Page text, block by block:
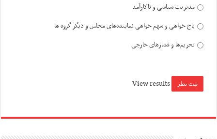
مدیریت سیاسی و ناکارآمد
باج خواهی و سهم خواهی نماینده‌های مجلس و دیگر گروه ها
تحریم‌ها و فشارهای خارجی
View results